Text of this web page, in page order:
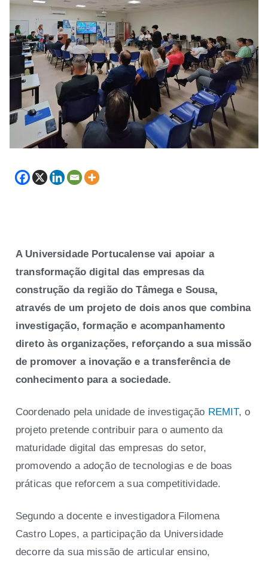
A Universidade Portucalense vai apoiar a
transformação digital das empresas da
construção da região do Tâmega e Sousa,
através de um projeto de dois anos que combina
investigação, formação e acompanhamento
direto às organizações, reforçando a sua missão
de promover a inovação e a transferência de
conhecimento para a sociedade.
Coordenado pela unidade de investigação REMIT, o
projeto pretende contribuir para o aumento da
maturidade digital das empresas do setor,
promovendo a adoção de tecnologias e de boas
práticas que reforcem a sua competitividade.
Segundo a docente e investigadora Filomena
Castro Lopes, a participação da Universidade
decorre da sua missão de articular ensino,